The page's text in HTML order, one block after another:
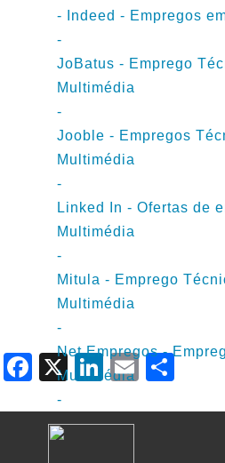
-
Indeed - Empregos
-
JoBatus - Emprego
Multimédia
-
Jooble - Empregos
Multimédia
-
Linked In - Ofertas de
Multimédia
-
Mitula - Emprego
Multimédia
-
Net Empregos -
Multimédia
-
Sapoemprego - Ofertas
Facebook
X LinkedIn
Email